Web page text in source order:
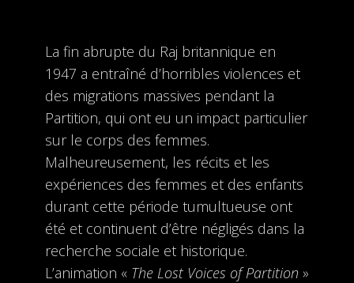
La fin abrupte du Raj britannique en
1947 a entraîné d’horribles violences et
des migrations massives pendant la
Partition, qui ont eu un impact particulier
sur le corps des femmes.
Malheureusement, les récits et les
expériences des femmes et des enfants
durant cette période tumultueuse ont
été et continuent d’être négligés dans la
recherche sociale et historique.
L’animation « The Lost Voices of Partition »